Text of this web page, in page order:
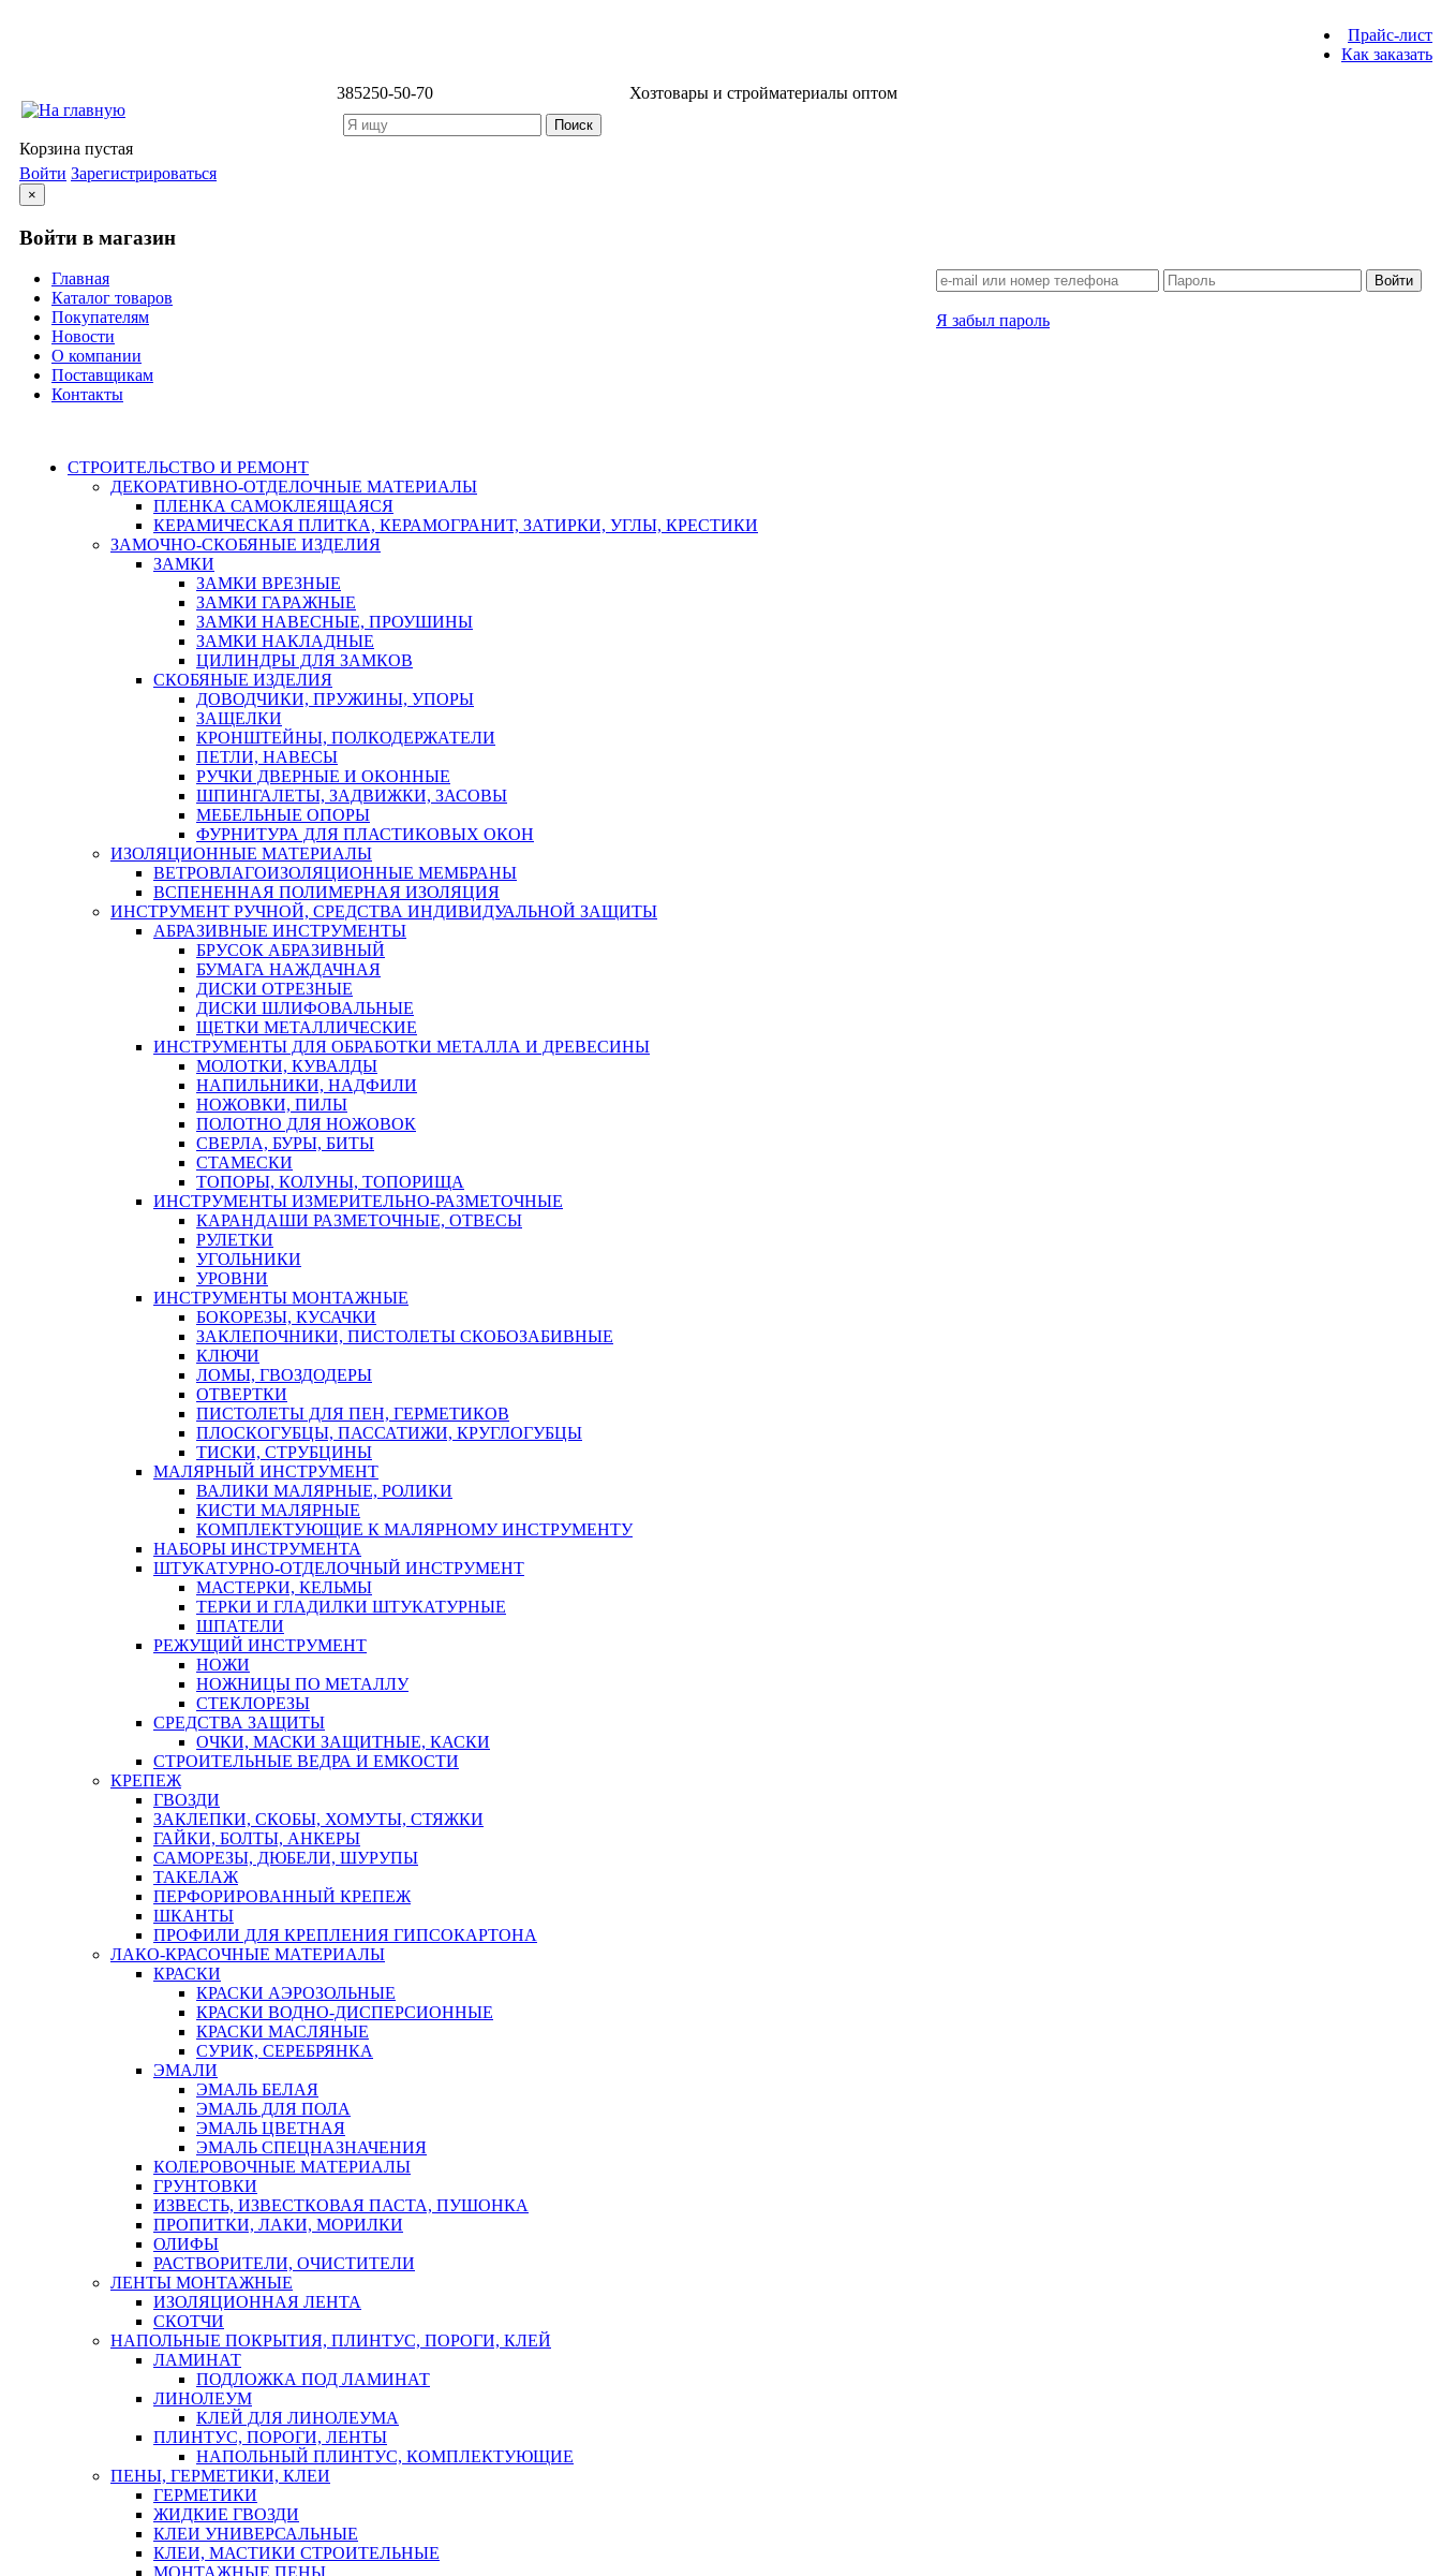
Прайс-лист
Как заказать
385250-50-70 Хозтовары и стройматериалы оптом
Корзина пустая
Войти Зарегистрироваться
×
Войти в магазин
Войти
Я забыл пароль
Главная
Каталог товаров
Покупателям
Новости
О компании
Поставщикам
Контакты
СТРОИТЕЛЬСТВО И РЕМОНТ
ДЕКОРАТИВНО-ОТДЕЛОЧНЫЕ МАТЕРИАЛЫ
ПЛЕНКА САМОКЛЕЯЩАЯСЯ
КЕРАМИЧЕСКАЯ ПЛИТКА, КЕРАМОГРАНИТ, ЗАТИРКИ, УГЛЫ, КРЕСТИКИ
ЗАМОЧНО-СКОБЯНЫЕ ИЗДЕЛИЯ
ЗАМКИ
ЗАМКИ ВРЕЗНЫЕ
ЗАМКИ ГАРАЖНЫЕ
ЗАМКИ НАВЕСНЫЕ, ПРОУШИНЫ
ЗАМКИ НАКЛАДНЫЕ
ЦИЛИНДРЫ ДЛЯ ЗАМКОВ
СКОБЯНЫЕ ИЗДЕЛИЯ
ДОВОДЧИКИ, ПРУЖИНЫ, УПОРЫ
ЗАЩЕЛКИ
КРОНШТЕЙНЫ, ПОЛКОДЕРЖАТЕЛИ
ПЕТЛИ, НАВЕСЫ
РУЧКИ ДВЕРНЫЕ И ОКОННЫЕ
ШПИНГАЛЕТЫ, ЗАДВИЖКИ, ЗАСОВЫ
МЕБЕЛЬНЫЕ ОПОРЫ
ФУРНИТУРА ДЛЯ ПЛАСТИКОВЫХ ОКОН
ИЗОЛЯЦИОННЫЕ МАТЕРИАЛЫ
ВЕТРОВЛАГОИЗОЛЯЦИОННЫЕ МЕМБРАНЫ
ВСПЕНЕННАЯ ПОЛИМЕРНАЯ ИЗОЛЯЦИЯ
ИНСТРУМЕНТ РУЧНОЙ, СРЕДСТВА ИНДИВИДУАЛЬНОЙ ЗАЩИТЫ
АБРАЗИВНЫЕ ИНСТРУМЕНТЫ
БРУСОК АБРАЗИВНЫЙ
БУМАГА НАЖДАЧНАЯ
ДИСКИ ОТРЕЗНЫЕ
ДИСКИ ШЛИФОВАЛЬНЫЕ
ЩЕТКИ МЕТАЛЛИЧЕСКИЕ
ИНСТРУМЕНТЫ ДЛЯ ОБРАБОТКИ МЕТАЛЛА И ДРЕВЕСИНЫ
МОЛОТКИ, КУВАЛДЫ
НАПИЛЬНИКИ, НАДФИЛИ
НОЖОВКИ, ПИЛЫ
ПОЛОТНО ДЛЯ НОЖОВОК
СВЕРЛА, БУРЫ, БИТЫ
СТАМЕСКИ
ТОПОРЫ, КОЛУНЫ, ТОПОРИЩА
ИНСТРУМЕНТЫ ИЗМЕРИТЕЛЬНО-РАЗМЕТОЧНЫЕ
КАРАНДАШИ РАЗМЕТОЧНЫЕ, ОТВЕСЫ
РУЛЕТКИ
УГОЛЬНИКИ
УРОВНИ
ИНСТРУМЕНТЫ МОНТАЖНЫЕ
БОКОРЕЗЫ, КУСАЧКИ
ЗАКЛЕПОЧНИКИ, ПИСТОЛЕТЫ СКОБОЗАБИВНЫЕ
КЛЮЧИ
ЛОМЫ, ГВОЗДОДЕРЫ
ОТВЕРТКИ
ПИСТОЛЕТЫ ДЛЯ ПЕН, ГЕРМЕТИКОВ
ПЛОСКОГУБЦЫ, ПАССАТИЖИ, КРУГЛОГУБЦЫ
ТИСКИ, СТРУБЦИНЫ
МАЛЯРНЫЙ ИНСТРУМЕНТ
ВАЛИКИ МАЛЯРНЫЕ, РОЛИКИ
КИСТИ МАЛЯРНЫЕ
КОМПЛЕКТУЮЩИЕ К МАЛЯРНОМУ ИНСТРУМЕНТУ
НАБОРЫ ИНСТРУМЕНТА
ШТУКАТУРНО-ОТДЕЛОЧНЫЙ ИНСТРУМЕНТ
МАСТЕРКИ, КЕЛЬМЫ
ТЕРКИ И ГЛАДИЛКИ ШТУКАТУРНЫЕ
ШПАТЕЛИ
РЕЖУЩИЙ ИНСТРУМЕНТ
НОЖИ
НОЖНИЦЫ ПО МЕТАЛЛУ
СТЕКЛОРЕЗЫ
СРЕДСТВА ЗАЩИТЫ
ОЧКИ, МАСКИ ЗАЩИТНЫЕ, КАСКИ
СТРОИТЕЛЬНЫЕ ВЕДРА И ЕМКОСТИ
КРЕПЕЖ
ГВОЗДИ
ЗАКЛЕПКИ, СКОБЫ, ХОМУТЫ, СТЯЖКИ
ГАЙКИ, БОЛТЫ, АНКЕРЫ
САМОРЕЗЫ, ДЮБЕЛИ, ШУРУПЫ
ТАКЕЛАЖ
ПЕРФОРИРОВАННЫЙ КРЕПЕЖ
ШКАНТЫ
ПРОФИЛИ ДЛЯ КРЕПЛЕНИЯ ГИПСОКАРТОНА
ЛАКО-КРАСОЧНЫЕ МАТЕРИАЛЫ
КРАСКИ
КРАСКИ АЭРОЗОЛЬНЫЕ
КРАСКИ ВОДНО-ДИСПЕРСИОННЫЕ
КРАСКИ МАСЛЯНЫЕ
СУРИК, СЕРЕБРЯНКА
ЭМАЛИ
ЭМАЛЬ БЕЛАЯ
ЭМАЛЬ ДЛЯ ПОЛА
ЭМАЛЬ ЦВЕТНАЯ
ЭМАЛЬ СПЕЦНАЗНАЧЕНИЯ
КОЛЕРОВОЧНЫЕ МАТЕРИАЛЫ
ГРУНТОВКИ
ИЗВЕСТЬ, ИЗВЕСТКОВАЯ ПАСТА, ПУШОНКА
ПРОПИТКИ, ЛАКИ, МОРИЛКИ
ОЛИФЫ
РАСТВОРИТЕЛИ, ОЧИСТИТЕЛИ
ЛЕНТЫ МОНТАЖНЫЕ
ИЗОЛЯЦИОННАЯ ЛЕНТА
СКОТЧИ
НАПОЛЬНЫЕ ПОКРЫТИЯ, ПЛИНТУС, ПОРОГИ, КЛЕЙ
ЛАМИНАТ
ПОДЛОЖКА ПОД ЛАМИНАТ
ЛИНОЛЕУМ
КЛЕЙ ДЛЯ ЛИНОЛЕУМА
ПЛИНТУС, ПОРОГИ, ЛЕНТЫ
НАПОЛЬНЫЙ ПЛИНТУС, КОМПЛЕКТУЮЩИЕ
ПЕНЫ, ГЕРМЕТИКИ, КЛЕИ
ГЕРМЕТИКИ
ЖИДКИЕ ГВОЗДИ
КЛЕИ УНИВЕРСАЛЬНЫЕ
КЛЕИ, МАСТИКИ СТРОИТЕЛЬНЫЕ